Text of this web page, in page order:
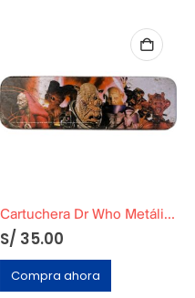
Cartuchera Dr Who Metálica
S/ 35.00
Compra ahora